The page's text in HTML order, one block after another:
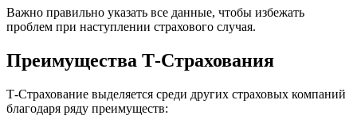
Важно правильно указать все данные, чтобы избежать
проблем при наступлении страхового случая.
Преимущества Т-Страхования
Т-Страхование выделяется среди других страховых компаний
благодаря ряду преимуществ: